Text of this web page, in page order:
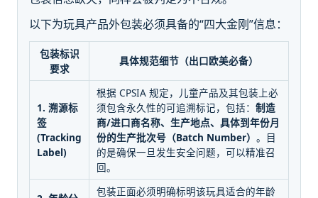
以下为玩具产品外包装必须具备的“四大金刚”信息：
包装标识
要求
具体规范细节（出口欧美必备）
1. 溯源标
签
(Tracking
Label)
根据 CPSIA 规定，儿童产品及其包装上必
须包含永久性的可追溯标记，包括： 制造
商/进口商名称、生产地点、具体到年份月
份的生产批次号（Batch Number） 。目
的是确保一旦发生安全问题，可以精准召
回。
包装正面必须明确标明该玩具适合的年龄